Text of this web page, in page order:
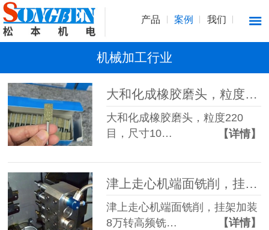
产品 案例 我们
机械加工行业
大和化成橡胶磨头，粒度220目，尺寸10x20x3mm
大和化成橡胶磨头，粒度220
目，尺寸10…
【详情】
津上走心机端面铣削，挂架加装8万转高频铣，加工效率高精度好
津上走心机端面铣削，挂架加装
8万转高频铣…
【详情】